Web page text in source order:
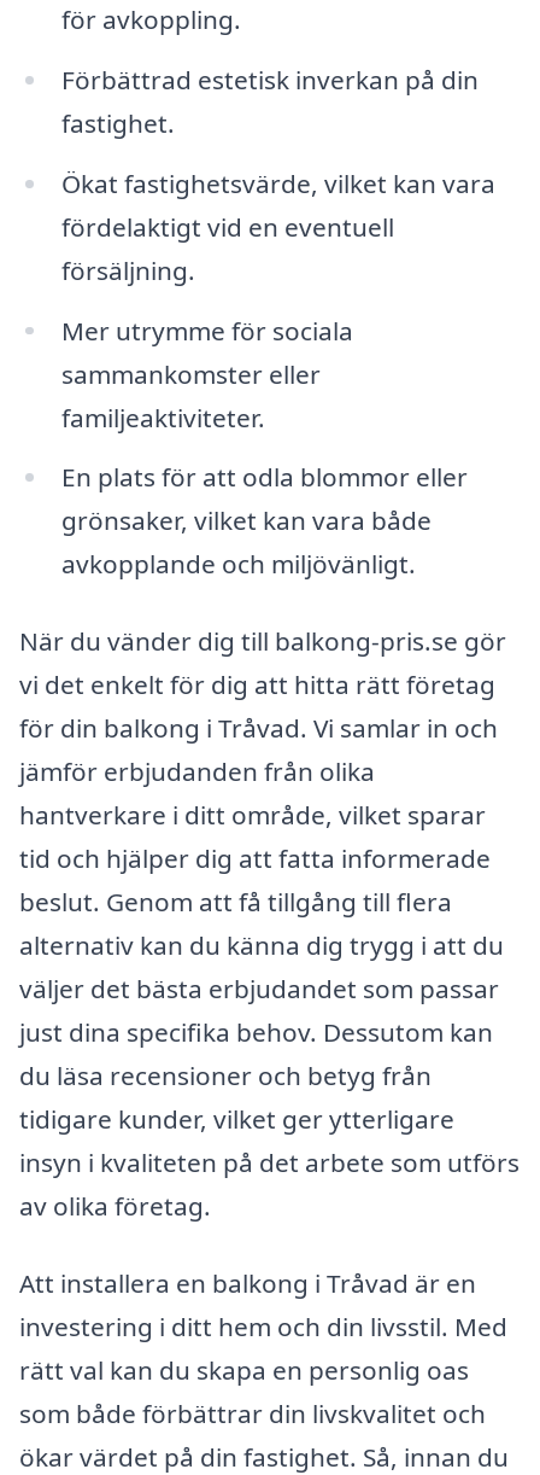
för avkoppling.
Förbättrad estetisk inverkan på din
fastighet.
Ökat fastighetsvärde, vilket kan vara
fördelaktigt vid en eventuell
försäljning.
Mer utrymme för sociala
sammankomster eller
familjeaktiviteter.
En plats för att odla blommor eller
grönsaker, vilket kan vara både
avkopplande och miljövänligt.
När du vänder dig till balkong-pris.se gör
vi det enkelt för dig att hitta rätt företag
för din balkong i Tråvad. Vi samlar in och
jämför erbjudanden från olika
hantverkare i ditt område, vilket sparar
tid och hjälper dig att fatta informerade
beslut. Genom att få tillgång till flera
alternativ kan du känna dig trygg i att du
väljer det bästa erbjudandet som passar
just dina specifika behov. Dessutom kan
du läsa recensioner och betyg från
tidigare kunder, vilket ger ytterligare
insyn i kvaliteten på det arbete som utförs
av olika företag.
Att installera en balkong i Tråvad är en
investering i ditt hem och din livsstil. Med
rätt val kan du skapa en personlig oas
som både förbättrar din livskvalitet och
ökar värdet på din fastighet. Så, innan du